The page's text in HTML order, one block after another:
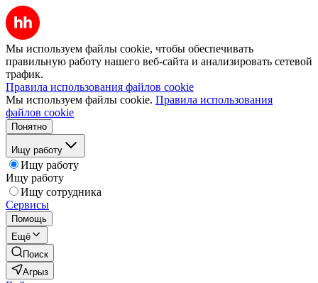
Мы используем файлы cookie, чтобы обеспечивать
правильную работу нашего веб-сайта и анализировать сетевой
трафик.
Правила использования файлов cookie
Мы используем файлы cookie. Правила использования
файлов cookie
Понятно
Ищу работу
Ищу работу
Ищу работу
Ищу сотрудника
Сервисы
Помощь
Ещё
Поиск
Агрыз